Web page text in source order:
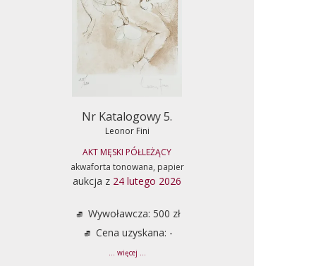
Nr Katalogowy 5.
Leonor Fini
AKT MĘSKI PÓŁLEŻĄCY
akwaforta tonowana, papier
aukcja z 24 lutego 2026
Wywoławcza: 500 zł
Cena uzyskana: -
... więcej ...